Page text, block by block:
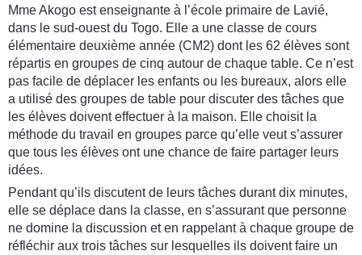
Mme Akogo est enseignante à l’école primaire de Lavié,
dans le sud-ouest du Togo. Elle a une classe de cours
élémentaire deuxième année (CM2) dont les 62 élèves sont
répartis en groupes de cinq autour de chaque table. Ce n’est
pas facile de déplacer les enfants ou les bureaux, alors elle
a utilisé des groupes de table pour discuter des tâches que
les élèves doivent effectuer à la maison. Elle choisit la
méthode du travail en groupes parce qu’elle veut s’assurer
que tous les élèves ont une chance de faire partager leurs
idées.
Pendant qu’ils discutent de leurs tâches durant dix minutes,
elle se déplace dans la classe, en s’assurant que personne
ne domine la discussion et en rappelant à chaque groupe de
réfléchir aux trois tâches sur lesquelles ils doivent faire un